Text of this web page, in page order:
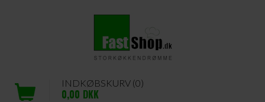
INDKØBSKURV (0)
0,00 DKK